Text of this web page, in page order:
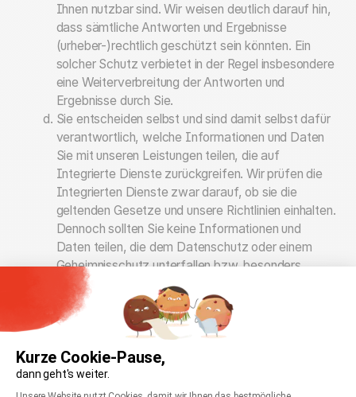
Kurze Cookie-Pause,
dann geht's weiter.
Einwilligungsmanagementplattform: Passen
Ihnen nutzbar sind. Wir weisen deutlich darauf hin,
dass sämtliche Antworten und Ergebnisse
(urheber-)rechtlich geschützt sein könnten. Ein
solcher Schutz verbietet in der Regel insbesondere
eine Weiterverbreitung der Antworten und
Ergebnisse durch Sie.
Sie entscheiden selbst und sind damit selbst dafür
verantwortlich, welche Informationen und Daten
Sie mit unseren Leistungen teilen, die auf
Integrierte Dienste zurückgreifen. Wir prüfen die
Integrierten Dienste zwar darauf, ob sie die
geltenden Gesetze und unsere Richtlinien einhalten.
Dennoch sollten Sie keine Informationen und
Daten teilen, die dem Datenschutz oder einem
Geheimnisschutz unterfallen bzw. besonders
sensible Informationen über Sie Ihre
Mitarbeitenden, Kunden, Dritte etc. darstellen.
Wir übernehmen keine Verantwortung für aus der
Nutzung der Leistungen, die auf Integrierte Dienste
zurückgreifen, resultierende Antworten und
Ergebnisse bzw. Handlungen oder Unterlassungen
Ihrerseits. Das bedeutet, wir haften nicht für die